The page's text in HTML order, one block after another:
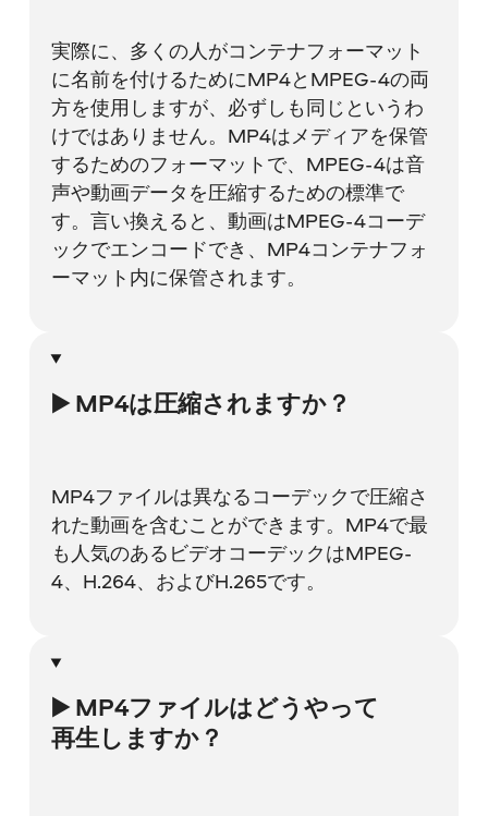
実際に、多くの人がコンテナフォーマット
に名前を付けるためにMP4とMPEG-4の両
方を使用しますが、必ずしも同じというわ
けではありません。MP4はメディアを保管
するためのフォーマットで、MPEG-4は音
声や動画データを圧縮するための標準で
す。言い換えると、動画はMPEG-4コーデ
ックでエンコードでき、MP4コンテナフォ
ーマット内に保管されます。
▶️ MP4は圧縮されますか？
MP4ファイルは異なるコーデックで圧縮さ
れた動画を含むことができます。MP4で最
も人気のあるビデオコーデックはMPEG-
4、H.264、およびH.265です。
▶️ MP4ファイルはどうやって
再生しますか？